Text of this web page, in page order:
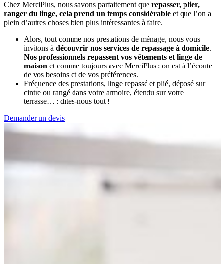
Chez MerciPlus, nous savons parfaitement que repasser, plier,
ranger du linge, cela prend un temps considérable et que l’on a
plein d’autres choses bien plus intéressantes à faire.
Alors, tout comme nos prestations de ménage, nous vous
invitons à découvrir nos services de repassage à domicile.
Nos professionnels repassent vos vêtements et linge de
maison et comme toujours avec MerciPlus : on est à l’écoute
de vos besoins et de vos préférences.
Fréquence des prestations, linge repassé et plié, déposé sur
cintre ou rangé dans votre armoire, étendu sur votre
terrasse… : dites-nous tout !
Demander un devis